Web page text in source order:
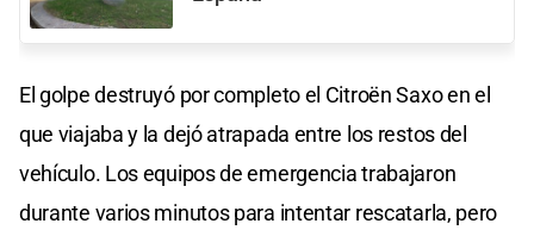
El golpe destruyó por completo el Citroën Saxo en el
que viajaba y la dejó atrapada entre los restos del
vehículo. Los equipos de emergencia trabajaron
durante varios minutos para intentar rescatarla, pero